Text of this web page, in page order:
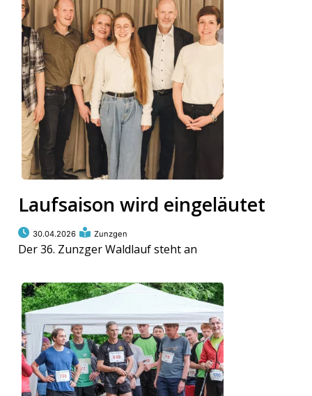
Laufsaison wird eingeläutet
30.04.2026 Zunzgen
Der 36. Zunzger Waldlauf steht an